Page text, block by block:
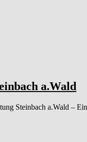
a.Wald
Steinbach a.Wald –